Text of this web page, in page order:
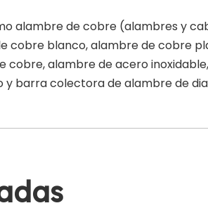
alambre de cobre (alambres y
cobre blanco, alambre de cobre
alambre de acero
y barra colectora de alambre de